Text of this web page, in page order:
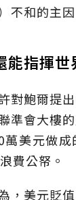
不和的主因
指揮世
對鮑爾提
準會大樓
美元做成
費公帑。
，美元貶